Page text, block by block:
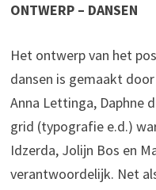
ONTWERP – DANSEN
Het ontwerp van het
dansen is gemaakt
Anna Lettinga, Daphne
grid (typografie e.d.)
Idzerda, Jolijn Bos en
verantwoordelijk. Net